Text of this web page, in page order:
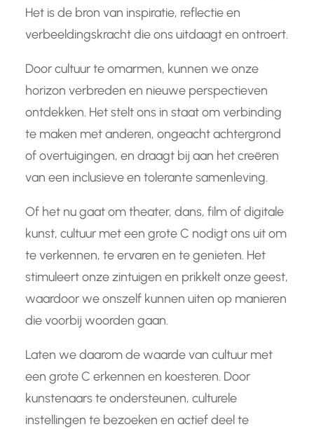
Het is de bron van inspiratie, reflectie en
verbeeldingskracht die ons uitdaagt en ontroert.
Door cultuur te omarmen, kunnen we onze
horizon verbreden en nieuwe perspectieven
ontdekken. Het stelt ons in staat om verbinding
te maken met anderen, ongeacht achtergrond
of overtuigingen, en draagt bij aan het creëren
van een inclusieve en tolerante samenleving.
Of het nu gaat om theater, dans, film of digitale
kunst, cultuur met een grote C nodigt ons uit om
te verkennen, te ervaren en te genieten. Het
stimuleert onze zintuigen en prikkelt onze geest,
waardoor we onszelf kunnen uiten op manieren
die voorbij woorden gaan.
Laten we daarom de waarde van cultuur met
een grote C erkennen en koesteren. Door
kunstenaars te ondersteunen, culturele
instellingen te bezoeken en actief deel te